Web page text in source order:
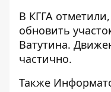
В КГГА
обновить
Ватутина.
частично.
Также